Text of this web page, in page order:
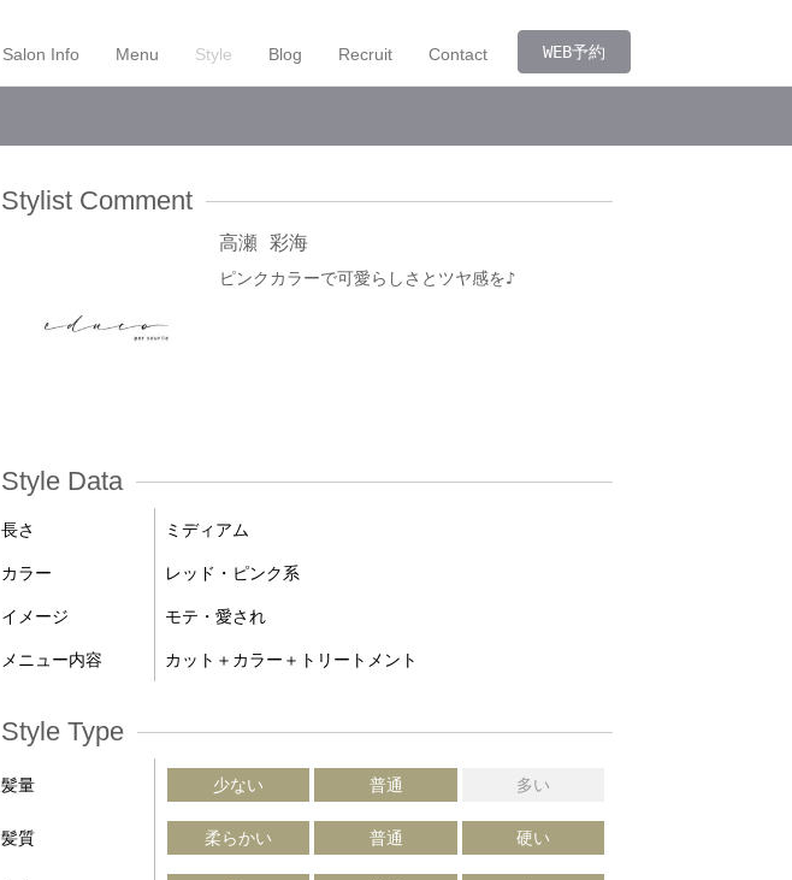
Salon Info Menu Style Blog Recruit Contact WEB予約
Stylist Comment
高瀬 彩海
ピンクカラーで可愛らしさとツヤ感を♪
Style Data
長さ ミディアム
カラー レッド・ピンク系
イメージ モテ・愛され
メニュー内容 カット＋カラー＋トリートメント
Style Type
髪量 少ない 普通 多い
髪質 柔らかい 普通 硬い